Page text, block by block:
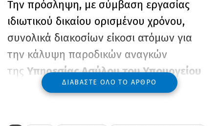
Την πρόσληψη, με σύμβαση εργασίας
ιδιωτικού δικαίου ορισμένου χρόνου,
συνολικά διακοσίων είκοσι ατόμων για
την κάλυψη παροδικών αναγκών
της Υπηρεσίας Ασύλου του Υπουργείου
Προστασίας του Πολίτη,για τις ανάγκες
ΔΙΑΒΆΣΤΕ ΌΛΟ ΤΟ ΆΡΘΡΟ